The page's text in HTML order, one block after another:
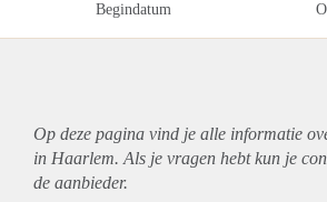
Begindatum
Op deze pagina vind je alle informatie
in Haarlem. Als je vragen hebt kun je
de aanbieder.